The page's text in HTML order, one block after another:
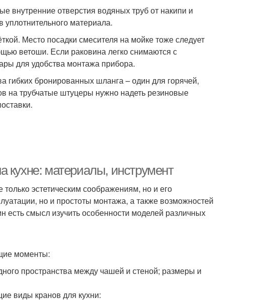
внутренние отверстия водяных труб от накипи и
уплотнительного материала.
Место посадки смесителя на мойке тоже следует
ветоши. Если раковина легко снимаются с
для удобства монтажа прибора.
гибких бронированных шланга – один для горячей,
на трубчатые штуцеры нужно надеть резиновые
кухне: материалы, инструмент
эстетическим соображениям, но и его
но и простоты монтажа, а также возможностей
смысл изучить особенности моделей различных
моменты:
пространства между чашей и стеной; размеры и
виды кранов для кухни: